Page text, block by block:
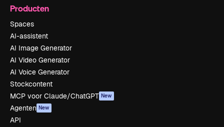
Producten
Spaces
AI-assistent
AI Image Generator
AI Video Generator
AI Voice Generator
Stockcontent
MCP voor Claude/ChatGPT New
Agenten New
API